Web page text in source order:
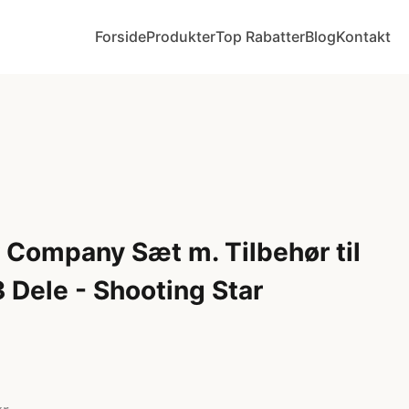
ForsideProdukterTop RabatterBlogKontakt
Sæt m. Tilbehør til
Dele - Shooting Star